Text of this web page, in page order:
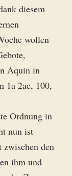
diesem
wollen
Aquin in
1a 2ae, 100,
Ordnung in
nun ist
zwischen den
ihm und